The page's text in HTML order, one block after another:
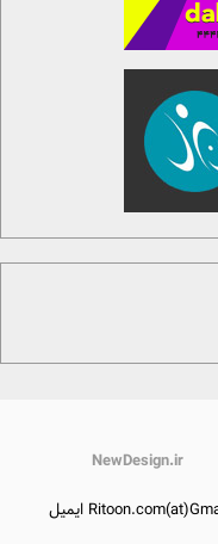
NewDesign.ir
برای تماس با ما می توانید به آدرس Ritoon.com(at)Gmail.com ایمیل